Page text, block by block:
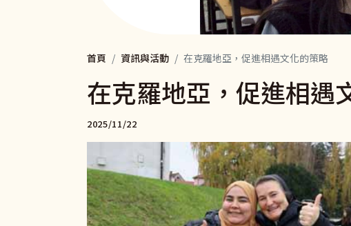
首頁 資訊與活動 在克羅地亞，促進相遇文化的策略
在克羅地亞，促進相遇
2025/11/22